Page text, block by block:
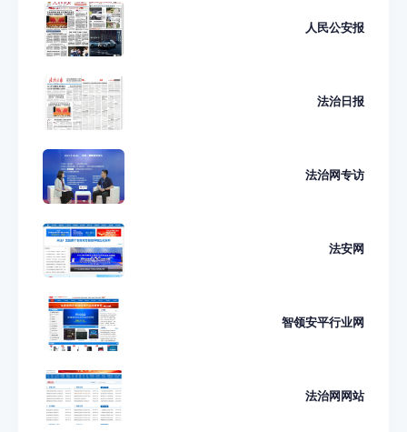
人民公安报
法治日报
法治网专访
法安网
智领安平行业网
法治网网站